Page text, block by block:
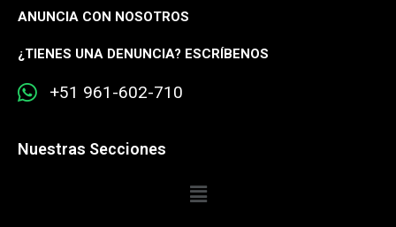
ANUNCIA CON NOSOTROS
¿TIENES UNA DENUNCIA? ESCRÍBENOS
+51 961-602-710
Nuestras Secciones